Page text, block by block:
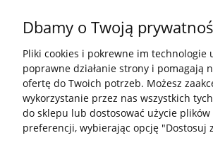
Pomoc
Dbamy o Twoją
Pliki cookies i pokrewne im technologie
poprawne działanie strony i pomagają
ofertę do Twoich potrzeb. Możesz
wykorzystanie przez nas wszystkich
do sklepu lub dostosować użycie plików
preferencji, wybierając opcję "Dostosuj